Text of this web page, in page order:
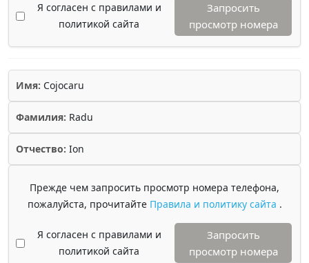
Я согласен с правилами и
политикой сайта
Запросить
просмотр номера
Имя: Cojocaru
Фамилия: Radu
Отчество: Ion
Прежде чем запросить просмотр номера телефона,
пожалуйста, прочитайте Правила и политику сайта .
Я согласен с правилами и
политикой сайта
Запросить
просмотр номера